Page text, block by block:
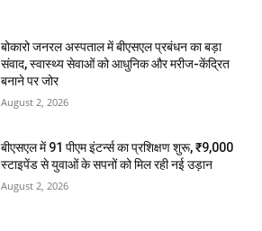
बोकारो जनरल अस्पताल में बीएसएल प्रबंधन का बड़ा
संवाद, स्वास्थ्य सेवाओं को आधुनिक और मरीज-केंद्रित
बनाने पर जोर
August 2, 2026
बीएसएल में 91 पीएम इंटर्न्स का प्रशिक्षण शुरू, ₹9,000
स्टाइपेंड से युवाओं के सपनों को मिल रही नई उड़ान
August 2, 2026